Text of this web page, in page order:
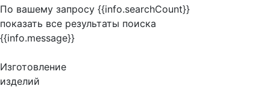
По вашему запросу {{info.searchCount}}
показать все результаты поиска
{{info.message}}
Изготовление
изделий